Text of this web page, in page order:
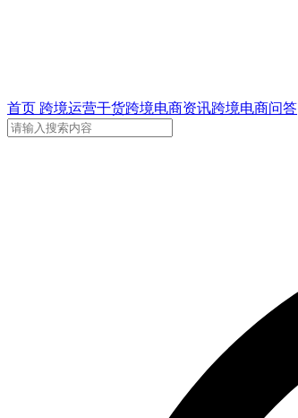
首页 跨境运营干货跨境电商资讯跨境电商问答